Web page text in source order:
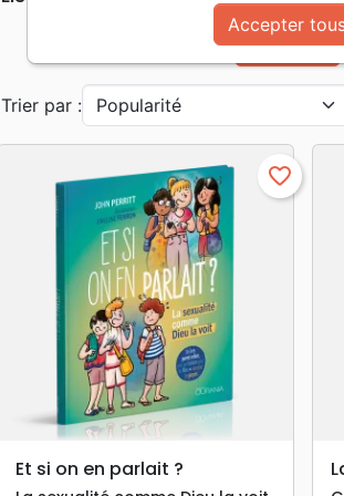
Jeunesse
Trier par :
APERÇU RAPIDE
favorite_border
Et si on en parlait ?
Accepter